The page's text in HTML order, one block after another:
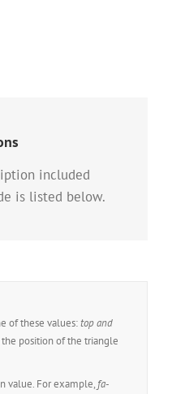
included
is listed below.
of these values:top and
the position of the triangle
value. For example, fa-